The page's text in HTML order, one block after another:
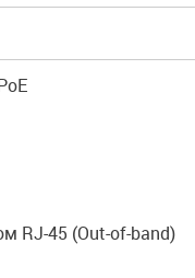
RJ-45 (Out-of-band)